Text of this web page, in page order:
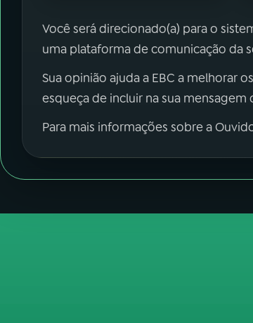
Você será direcionado(a) para o
uma plataforma de comunicação da
Sua opinião ajuda a EBC a melhorar
esqueça de incluir na sua
Para mais informações sobre a